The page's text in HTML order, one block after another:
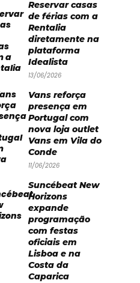
Reservar casas
de férias com a
Rentalia
diretamente na
plataforma
Idealista
13/06/2026
Vans reforça
presença em
Portugal com
nova loja outlet
Vans em Vila do
Conde
11/06/2026
Suncébeat New
Horizons
expande
programação
com festas
oficiais em
Lisboa e na
Costa da
Caparica